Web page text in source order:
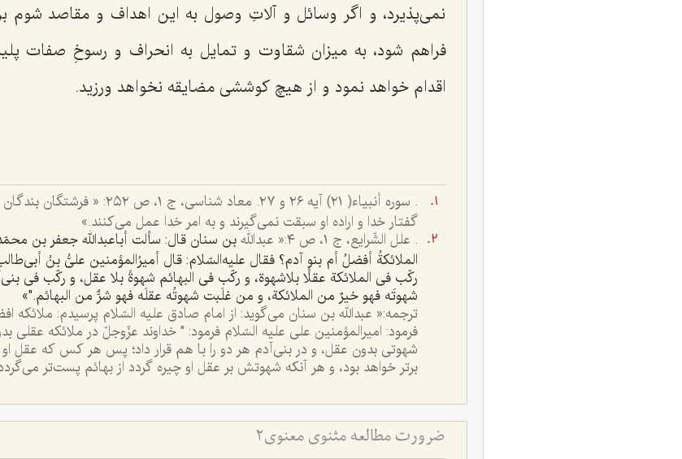
نمى‌پذيرد، و اگر وسائل و آلاتِ وصول به اين اهداف و مقاصد شوم
فراهم شود، به ميزان شقاوت و تمايل به انحراف و رسوخِ صفات
اقدام خواهد نمود و از هيچ كوششى مضايقه نخواهد ورزيد.
. سوره أنبياء( ٢١) آيه ٢٦ و ٢٧. معاد
گفتار خدا و اراده او سبقت نمى‌گيرند و به امر خدا عمل مى‌كنند.»
. علل الشّرايع، ج ١، ص ٤:« عبدالله
بن سنان قال: سألت أباعبدالله جعفر بن
الملائكةُ أفضلُ أم بنو آدم؟ فقال عليه‌السّلام: قال أميرُالمؤمنين علىُّ بنُ
ركّب فى الملائكة عقلًا بلاشهوة، و ركّب فى البهائم شهوةً بلا عقل، و ركّب فى
شهوتَه فهو خيرٌ من الملائكة، و من غلَبت شهوتُه عقلَه فهو شرٌّ من البهائم."»
ترجمه:« عبدالله بن سنان مى‌گويد: از امام صادق عليه السّلام پرسيدم:
فرمود: اميرالمؤمنين على عليه السّلام فرمود: " خداوند عزّوجلّ در ملائكه عقلى
شهوتى بدون عقل، و در بنى‌آدم هر دو را با هم قرار داد؛ پس هر كس كه عقل
برتر خواهد بود، و هر آنكه شهوتش بر عقل او چيره گردد از بهائم پست‌تر
ضرورت مطالعه مثنوی معنوی2